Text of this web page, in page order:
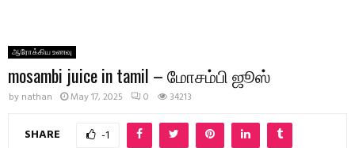
ஆரோக்கிய உணவு
mosambi juice in tamil – மோசம்பி ஜூஸ்
by nathan May 17, 2025 0 34213
SHARE -1